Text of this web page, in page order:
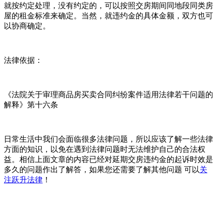
就按约定处理，没有约定的，可以按照交房期间同地段同类房
屋的租金标准来确定。当然，就违约金的具体金额，双方也可
以协商确定。
法律依据：
《法院关于审理商品房买卖合同纠纷案件适用法律若干问题的
解释》第十六条
日常生活中我们会面临很多法律问题，所以应该了解一些法律
方面的知识，以免在遇到法律问题时无法维护自己的合法权
益。相信上面文章的内容已经对延期交房违约金的起诉时效是
多久的问题作出了解答，如果您还需要了解其他问题 可以关
注跃升法律 ！